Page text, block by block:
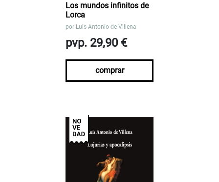
Los mundos infinitos de
Lorca
por Luis Antonio de Villena
pvp. 29,90 €
comprar